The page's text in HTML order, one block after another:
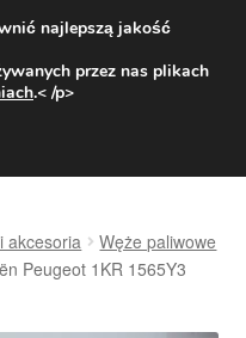
31 zł
800 003 167
akcesoria
Węże paliwowe
Peugeot 1KR 1565Y3
najlepszą jakość
przez nas plikach
.< /p>